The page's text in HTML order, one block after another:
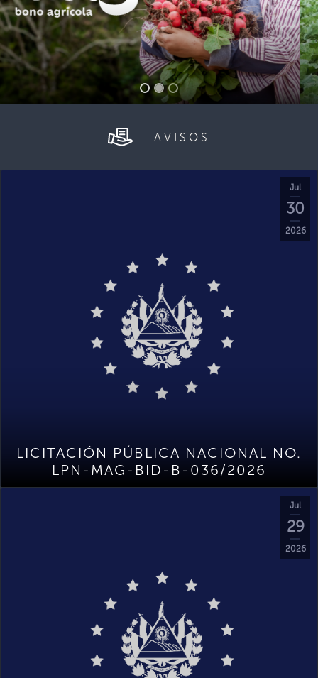
AVISOS
Jul
30
2026
LICITACIÓN PÚBLICA NACIONAL NO.
LPN-MAG-BID-B-036/2026
Jul
29
2026